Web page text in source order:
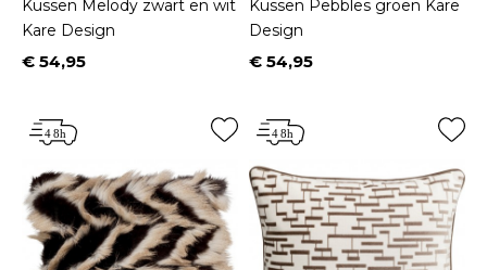
Kussen Melody zwart en wit
Kare Design
Prijs
€ 54,95
Kussen Pebbles groen Kare
Design
Prijs
€ 54,95